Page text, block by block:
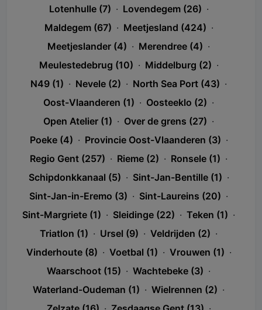
Lotenhulle (7) · Lovendegem (26) ·
Maldegem (67) · Meetjesland (424) ·
Meetjeslander (4) · Merendree (4) ·
Meulestedebrug (10) · Middelburg (2) ·
N49 (1) · Nevele (2) · North Sea Port (43) ·
Oost-Vlaanderen (1) · Oosteeklo (2) ·
Open Atelier (1) · Over de grens (27) ·
Poeke (4) · Provincie Oost-Vlaanderen (3) ·
Regio Gent (257) · Rieme (2) · Ronsele (1) ·
Schipdonkkanaal (5) · Sint-Jan-Bentille (1) ·
Sint-Jan-in-Eremo (3) · Sint-Laureins (20) ·
Sint-Margriete (1) · Sleidinge (22) · Teken (1) ·
Triatlon (1) · Ursel (9) · Veldrijden (2) ·
Vinderhoute (8) · Voetbal (1) · Vrouwen (1) ·
Waarschoot (15) · Wachtebeke (3) ·
Waterland-Oudeman (1) · Wielrennen (2) ·